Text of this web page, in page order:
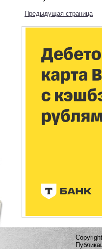
Предыдущая страница